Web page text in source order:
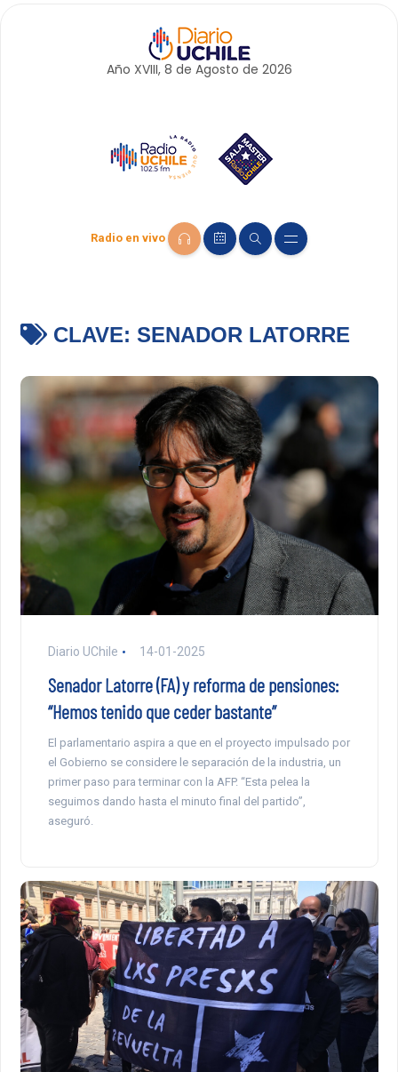
Año XVIII, 8 de Agosto de 2026
Radio en vivo
CLAVE: SENADOR LATORRE
Diario UChile 14-01-2025
Senador Latorre (FA) y reforma de pensiones:
“Hemos tenido que ceder bastante”
El parlamentario aspira a que en el proyecto impulsado por
el Gobierno se considere le separación de la industria, un
primer paso para terminar con la AFP. “Esta pelea la
seguimos dando hasta el minuto final del partido”,
aseguró.